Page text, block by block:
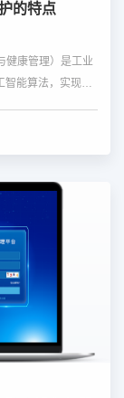
的特点
健康管理）是工业
智能算法，实现